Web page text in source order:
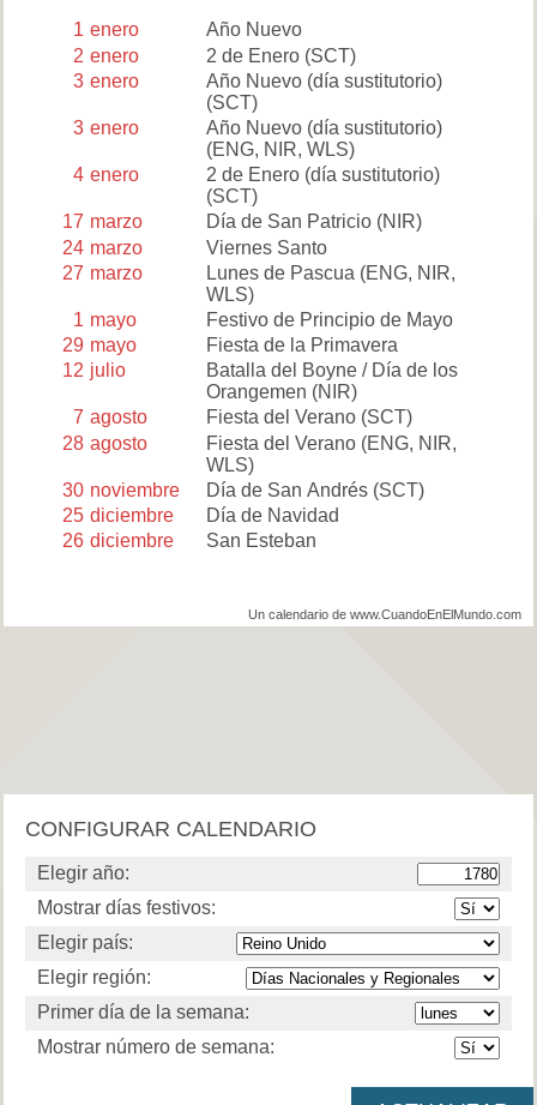
1 enero
Año Nuevo
2 enero 2 de Enero(SCT)
3 enero
Año Nuevo (día sustitutorio)
(SCT)
3 enero
Año Nuevo (día sustitutorio)
(ENG, NIR, WLS)
4 enero
2 de Enero (día sustitutorio)
(SCT)
17 marzo Día de San Patricio(NIR)
24 marzo
Viernes Santo
27 marzo Lunes de Pascua (ENG, NIR,
WLS)
1 mayo
Festivo de Principio de Mayo
29 mayo
Fiesta de la Primavera
12 julio
Batalla del Boyne / Día de los
Orangemen (NIR)
7 agosto Fiesta del Verano(SCT)
28 agosto Fiesta del Verano(ENG, NIR,
WLS)
30 noviembre Día de San Andrés(SCT)
25 diciembre
Día de Navidad
26 diciembre San Esteban
Un calendario de www.CuandoEnElMundo.com
CONFIGURAR CALENDARIO
Elegir año:
Mostrar días festivos:
Elegir país:
Elegir región:
Primer día de la semana:
Mostrar número de semana: